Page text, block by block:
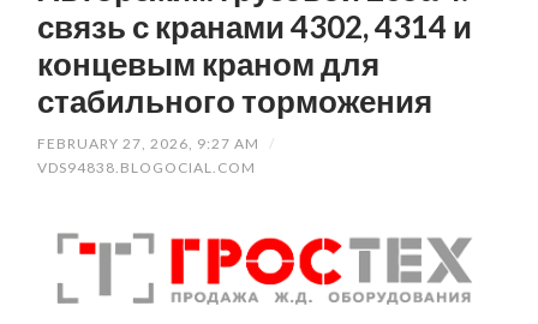
связь с кранами 4302, 4314 и
концевым краном для
стабильного торможения
FEBRUARY 27, 2026, 9:27 AM
/
VDS94838.BLOGOCIAL.COM